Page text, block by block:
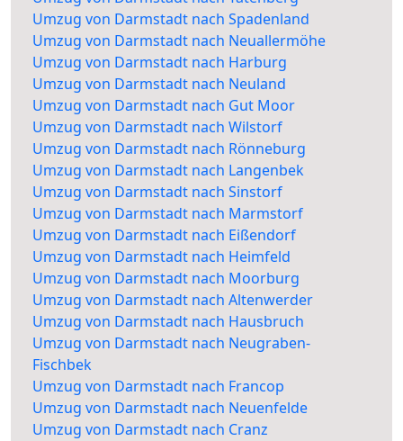
Umzug von Darmstadt nach Spadenland
Umzug von Darmstadt nach Neuallermöhe
Umzug von Darmstadt nach Harburg
Umzug von Darmstadt nach Neuland
Umzug von Darmstadt nach Gut Moor
Umzug von Darmstadt nach Wilstorf
Umzug von Darmstadt nach Rönneburg
Umzug von Darmstadt nach Langenbek
Umzug von Darmstadt nach Sinstorf
Umzug von Darmstadt nach Marmstorf
Umzug von Darmstadt nach Eißendorf
Umzug von Darmstadt nach Heimfeld
Umzug von Darmstadt nach Moorburg
Umzug von Darmstadt nach Altenwerder
Umzug von Darmstadt nach Hausbruch
Umzug von Darmstadt nach Neugraben-
Fischbek
Umzug von Darmstadt nach Francop
Umzug von Darmstadt nach Neuenfelde
Umzug von Darmstadt nach Cranz